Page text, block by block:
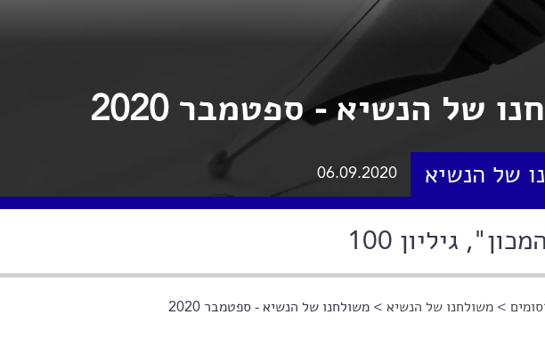
של הנשיא - ספטמבר 2020
של הנשיא 06.09.2020
גיליון 100
>משולחנו של הנשיא > משולחנו של הנשיא - ספטמבר 2020